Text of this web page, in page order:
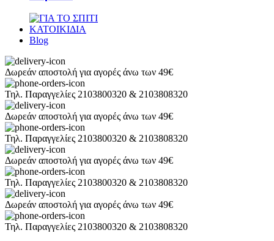
ΚΑΤΟΙΚΙΔΙΑ
Blog
Δωρεάν αποστολή για αγορές άνω των 49€
Τηλ. Παραγγελίες 2103800320 & 2103808320
Δωρεάν αποστολή για αγορές άνω των 49€
Τηλ. Παραγγελίες 2103800320 & 2103808320
Δωρεάν αποστολή για αγορές άνω των 49€
Τηλ. Παραγγελίες 2103800320 & 2103808320
Δωρεάν αποστολή για αγορές άνω των 49€
Τηλ. Παραγγελίες 2103800320 & 2103808320